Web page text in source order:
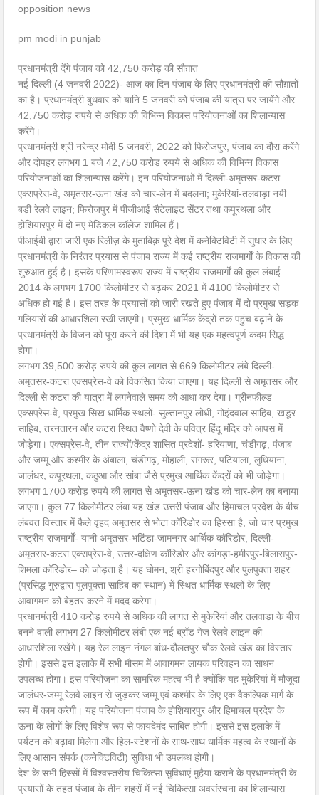
opposition news
pm modi in punjab
प्रधानमंत्री देंगे पंजाब को 42,750 करोड़ की सौग़ात
नई दिल्ली (4 जनवरी 2022)- आज का दिन पंजाब के लिए प्रधानमंत्री की सौग़ातों
का है। प्रधानमंत्री बुधवार को यानि 5 जनवरी को पंजाब की यात्रा पर जायेंगे और
42,750 करोड़ रुपये से अधिक की विभिन्न विकास परियोजनाओं का शिलान्यास
करेंगे।
प्रधानमंत्री श्री नरेन्द्र मोदी 5 जनवरी, 2022 को फिरोजपुर, पंजाब का दौरा करेंगे
और दोपहर लगभग 1 बजे 42,750 करोड़ रुपये से अधिक की विभिन्न विकास
परियोजनाओं का शिलान्यास करेंगे। इन परियोजनाओं में दिल्ली-अमृतसर-कटरा
एक्सप्रेस-वे, अमृतसर-ऊना खंड को चार-लेन में बदलना; मुकेरियां-तलवाड़ा नयी
बड़ी रेलवे लाइन; फिरोजपुर में पीजीआई सैटेलाइट सेंटर तथा कपूरथला और
होशियारपुर में दो नए मेडिकल कॉलेज शामिल हैं।
पीआईबी द्वारा जारी एक रिलीज़ के मुताबिक़ पूरे देश में कनेक्टिविटी में सुधार के लिए
प्रधानमंत्री के निरंतर प्रयास से पंजाब राज्य में कई राष्ट्रीय राजमार्गों के विकास की
शुरुआत हुई है। इसके परिणामस्वरूप राज्य में राष्ट्रीय राजमार्गों की कुल लंबाई
2014 के लगभग 1700 किलोमीटर से बढ़कर 2021 में 4100 किलोमीटर से
अधिक हो गई है। इस तरह के प्रयासों को जारी रखते हुए पंजाब में दो प्रमुख सड़क
गलियारों की आधारशिला रखी जाएगी। प्रमुख धार्मिक केंद्रों तक पहुंच बढ़ाने के
प्रधानमंत्री के विजन को पूरा करने की दिशा में भी यह एक महत्वपूर्ण कदम सिद्ध
होगा।
लगभग 39,500 करोड़ रुपये की कुल लागत से 669 किलोमीटर लंबे दिल्ली-
अमृतसर-कटरा एक्सप्रेस-वे को विकसित किया जाएगा। यह दिल्ली से अमृतसर और
दिल्ली से कटरा की यात्रा में लगनेवाले समय को आधा कर देगा। ग्रीनफील्ड
एक्सप्रेस-वे, प्रमुख सिख धार्मिक स्थलों- सुल्तानपुर लोधी, गोइंदवाल साहिब, खडूर
साहिब, तरनतारन और कटरा स्थित वैष्णो देवी के पवित्र हिंदू मंदिर को आपस में
जोड़ेगा। एक्सप्रेस-वे, तीन राज्यों/केंद्र शासित प्रदेशों- हरियाणा, चंडीगढ़, पंजाब
और जम्मू और कश्मीर के अंबाला, चंडीगढ़, मोहाली, संगरूर, पटियाला, लुधियाना,
जालंधर, कपूरथला, कठुआ और सांबा जैसे प्रमुख आर्थिक केंद्रों को भी जोड़ेगा।
लगभग 1700 करोड़ रुपये की लागत से अमृतसर-ऊना खंड को चार-लेन का बनाया
जाएगा। कुल 77 किलोमीटर लंबा यह खंड उत्तरी पंजाब और हिमाचल प्रदेश के बीच
लंबवत विस्तार में फैले वृहद अमृतसर से भोटा कॉरिडोर का हिस्सा है, जो चार प्रमुख
राष्ट्रीय राजमार्गों- यानी अमृतसर-भटिंडा-जामनगर आर्थिक कॉरिडोर, दिल्ली-
अमृतसर-कटरा एक्सप्रेस-वे, उत्तर-दक्षिण कॉरिडोर और कांगड़ा-हमीरपुर-बिलासपुर-
शिमला कॉरिडोर– को जोड़ता है। यह घोमन, श्री हरगोबिंदपुर और पुलपुक्ता शहर
(प्रसिद्ध गुरुद्वारा पुलपुक्ता साहिब का स्थान) में स्थित धार्मिक स्थलों के लिए
आवागमन को बेहतर करने में मदद करेगा।
प्रधानमंत्री 410 करोड़ रुपये से अधिक की लागत से मुकेरियां और तलवाड़ा के बीच
बनने वाली लगभग 27 किलोमीटर लंबी एक नई ब्रॉड गेज रेलवे लाइन की
आधारशिला रखेंगे। यह रेल लाइन नंगल बांध-दौलतपुर चौक रेलवे खंड का विस्तार
होगी। इससे इस इलाके में सभी मौसम में आवागमन लायक परिवहन का साधन
उपलब्ध होगा। इस परियोजना का सामरिक महत्व भी है क्योंकि यह मुकेरियां में मौजूदा
जालंधर-जम्मू रेलवे लाइन से जुड़कर जम्मू एवं कश्मीर के लिए एक वैकल्पिक मार्ग के
रूप में काम करेगी। यह परियोजना पंजाब के होशियारपुर और हिमाचल प्रदेश के
ऊना के लोगों के लिए विशेष रूप से फायदेमंद साबित होगी। इससे इस इलाके में
पर्यटन को बढ़ावा मिलेगा और हिल-स्टेशनों के साथ-साथ धार्मिक महत्व के स्थानों के
लिए आसान संपर्क (कनेक्टिविटी) सुविधा भी उपलब्ध होगी।
देश के सभी हिस्सों में विश्वस्तरीय चिकित्सा सुविधाएं मुहैया कराने के प्रधानमंत्री के
प्रयासों के तहत पंजाब के तीन शहरों में नई चिकित्सा अवसंरचना का शिलान्यास